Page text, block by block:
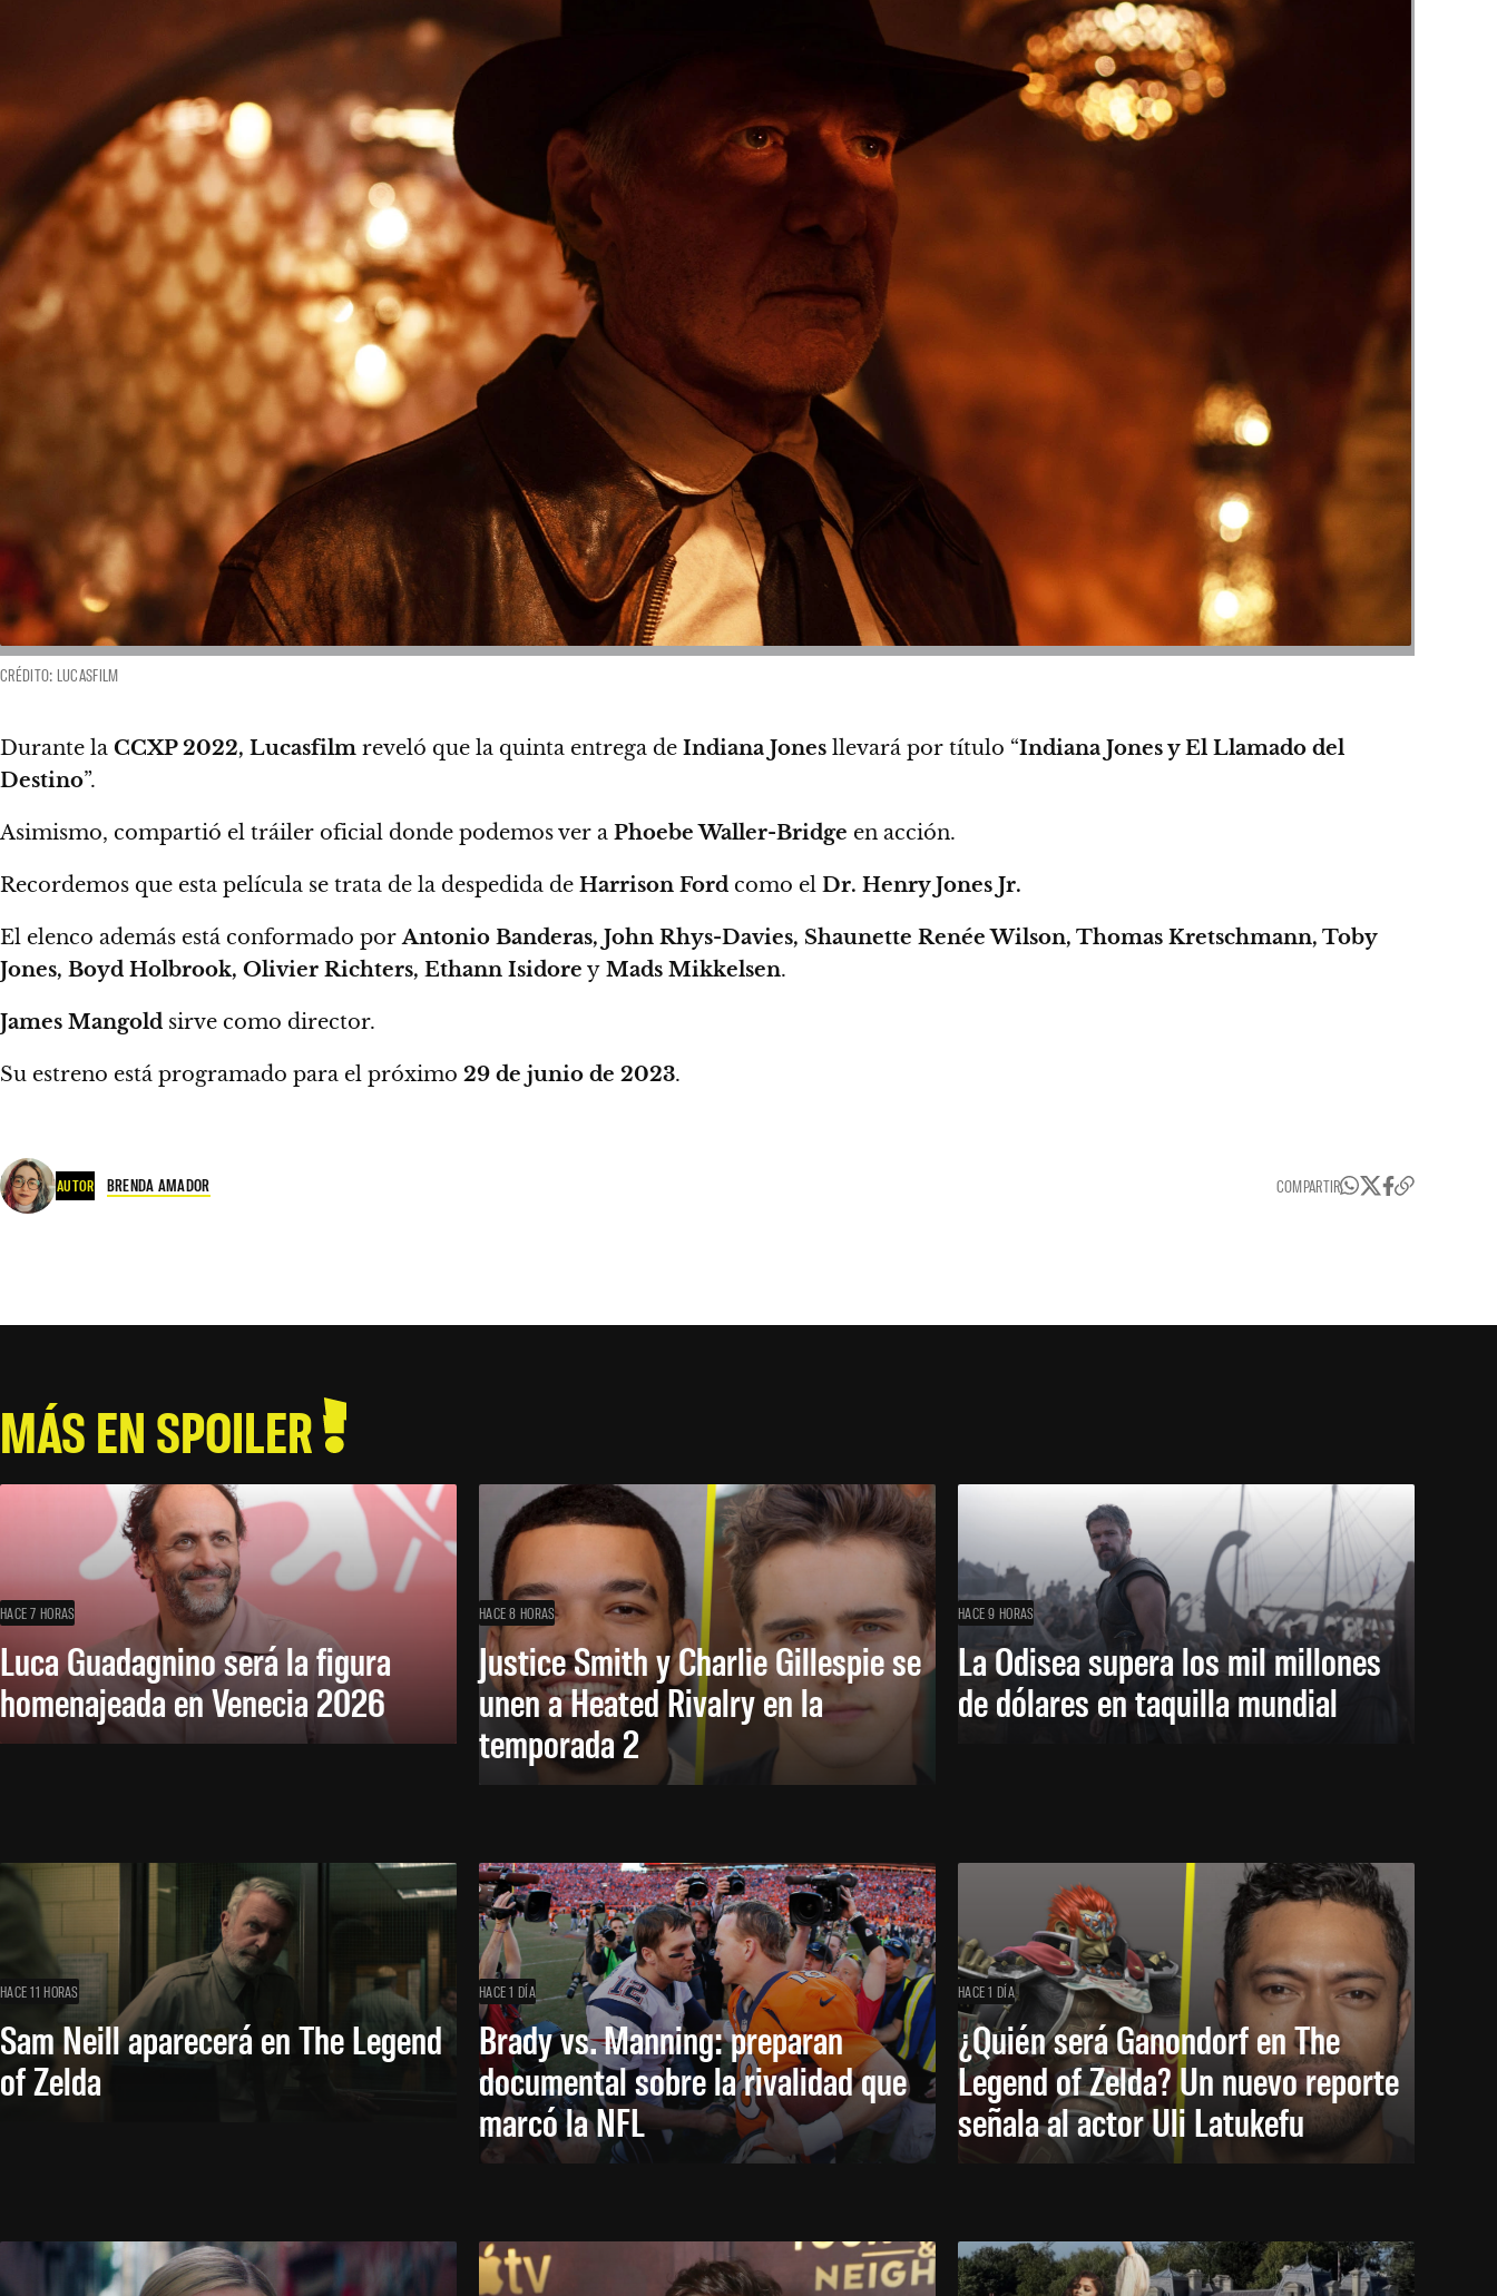
CRÉDITO: LUCASFILM
Durante la CCXP 2022, Lucasfilm reveló que la quinta entrega de Indiana Jones llevará por título “Indiana Jones y El Llamado del
Destino”.
Asimismo, compartió el tráiler oficial donde podemos ver a Phoebe Waller-Bridge en acción.
Recordemos que esta película se trata de la despedida de Harrison Ford como el Dr. Henry Jones Jr.
El elenco además está conformado porAntonio Banderas, John Rhys-Davies, Shaunette Renée Wilson, Thomas Kretschmann, Toby
Jones, Boyd Holbrook, Olivier Richters, Ethann Isidore y Mads Mikkelsen.
James Mangold sirve como director.
Su estreno está programado para el próximo 29 de junio de 2023.
AUTOR BRENDA AMADOR COMPARTIR
MÁS EN SPOILER
HACE 7 HORAS
Luca Guadagnino será la figura
homenajeada en Venecia 2026
HACE 8 HORAS
Justice Smith y Charlie Gillespie se
unen a Heated Rivalry en la
temporada 2
HACE 9 HORAS
La Odisea supera los mil millones
de dólares en taquilla mundial
HACE 11 HORAS
Sam Neill aparecerá en The Legend
of Zelda
HACE 1 DÍA
Brady vs. Manning: preparan
documental sobre la rivalidad que
marcó la NFL
HACE 1 DÍA
¿Quién será Ganondorf en The
Legend of Zelda? Un nuevo reporte
señala al actor Uli Latukefu